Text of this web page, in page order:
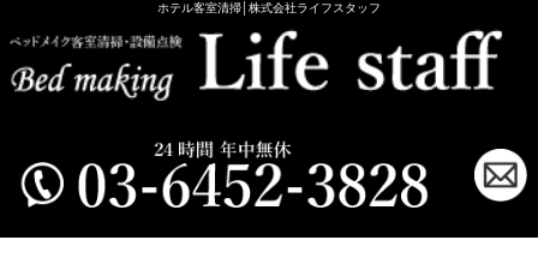
ホテル客室清掃│株式会社ライフスタッフ